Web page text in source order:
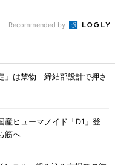
Recommended by
」は禁物 締結部設計で押さ
ヒューマノイド「D1」登
筋へ